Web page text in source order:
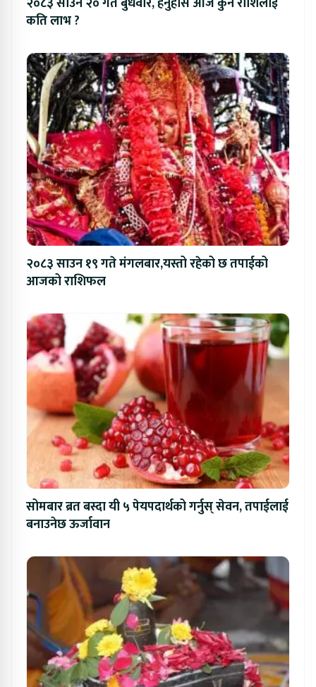
कति लाभ ?
२०८३ साउन १९ गते मंगलबार,यस्तो रहेको छ तपाईको
आजको राशिफल
सोमबार ब्रत बस्दा यी ५ पेयपदार्थको गर्नुस् सेवन, तपाईलाई
बनाउनेछ ऊर्जावान